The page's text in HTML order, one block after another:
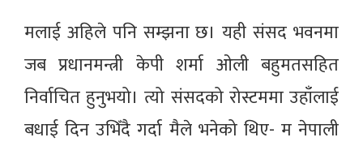
मलाई अहिले पनि सम्झना छ। यही संसद भवनमा
जब प्रधानमन्त्री केपी शर्मा ओली बहुमतसहित
निर्वाचित हुनुभयो। त्यो संसदको रोस्टममा उहाँलाई
बधाई दिन उभिँदै गर्दा मैले भनेको थिए- म नेपाली